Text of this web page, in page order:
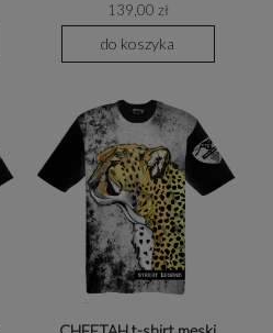
139,00 zł
do koszyka